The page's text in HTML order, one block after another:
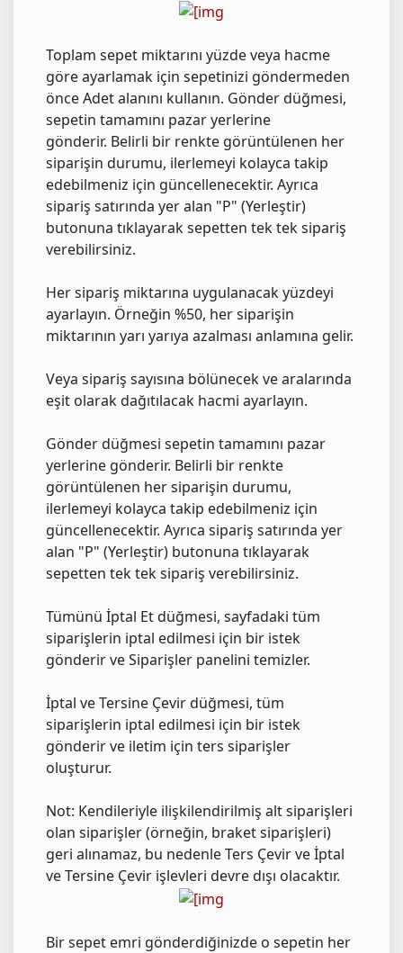
Toplam sepet miktarını yüzde veya hacme
göre ayarlamak için sepetinizi göndermeden
önce Adet alanını kullanın. Gönder düğmesi,
sepetin tamamını pazar yerlerine
gönderir. Belirli bir renkte görüntülenen her
siparişin durumu, ilerlemeyi kolayca takip
edebilmeniz için güncellenecektir. Ayrıca
sipariş satırında yer alan "P" (Yerleştir)
butonuna tıklayarak sepetten tek tek sipariş
verebilirsiniz.
Her sipariş miktarına uygulanacak yüzdeyi
ayarlayın. Örneğin %50, her siparişin
miktarının yarı yarıya azalması anlamına gelir.
Veya sipariş sayısına bölünecek ve aralarında
eşit olarak dağıtılacak hacmi ayarlayın.
Gönder düğmesi sepetin tamamını pazar
yerlerine gönderir. Belirli bir renkte
görüntülenen her siparişin durumu,
ilerlemeyi kolayca takip edebilmeniz için
güncellenecektir. Ayrıca sipariş satırında yer
alan "P" (Yerleştir) butonuna tıklayarak
sepetten tek tek sipariş verebilirsiniz.
Tümünü İptal Et düğmesi, sayfadaki tüm
siparişlerin iptal edilmesi için bir istek
gönderir ve Siparişler panelini temizler.
İptal ve Tersine Çevir düğmesi, tüm
siparişlerin iptal edilmesi için bir istek
gönderir ve iletim için ters siparişler
oluşturur.
Not: Kendileriyle ilişkilendirilmiş alt siparişleri
olan siparişler (örneğin, braket siparişleri)
geri alınamaz, bu nedenle Ters Çevir ve İptal
ve Tersine Çevir işlevleri devre dışı olacaktır.
Bir sepet emri gönderdiğinizde o sepetin her